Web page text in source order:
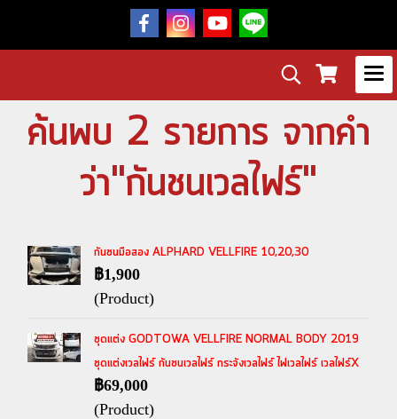
ค้นพบ 2 รายการ จากคำ
ว่า"กันชนเวลไฟร์"
กันชนมือสอง ALPHARD VELLFIRE 10,20,30
฿1,900
(Product)
ชุดแต่ง GODTOWA VELLFIRE NORMAL BODY 2019
ชุดแต่งเวลไฟร์ กันชนเวลไฟร์ กระจังเวลไฟร์ ไฟเวลไฟร์ เวลไฟร์X
฿69,000
(Product)